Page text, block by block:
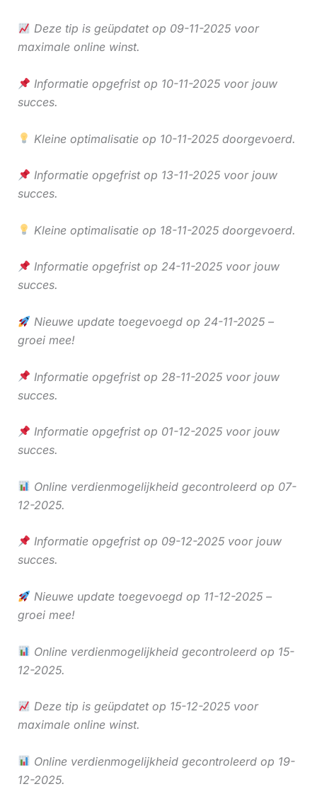
Deze tip is geüpdatet op 09-11-2025 voor
maximale online winst.
Informatie opgefrist op 10-11-2025 voor jouw
succes.
Kleine optimalisatie op 10-11-2025 doorgevoerd.
Informatie opgefrist op 13-11-2025 voor jouw
succes.
Kleine optimalisatie op 18-11-2025 doorgevoerd.
Informatie opgefrist op 24-11-2025 voor jouw
succes.
Nieuwe update toegevoegd op 24-11-2025 –
groei mee!
Informatie opgefrist op 28-11-2025 voor jouw
succes.
Informatie opgefrist op 01-12-2025 voor jouw
succes.
Online verdienmogelijkheid gecontroleerd op 07-
12-2025.
Informatie opgefrist op 09-12-2025 voor jouw
succes.
Nieuwe update toegevoegd op 11-12-2025 –
groei mee!
Online verdienmogelijkheid gecontroleerd op 15-
12-2025.
Deze tip is geüpdatet op 15-12-2025 voor
maximale online winst.
Online verdienmogelijkheid gecontroleerd op 19-
12-2025.